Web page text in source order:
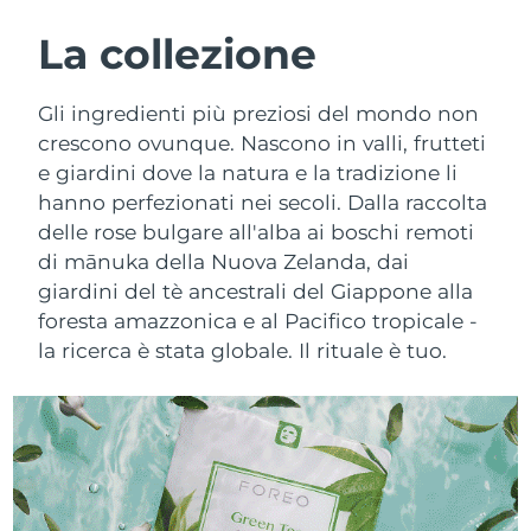
La collezione
Gli ingredienti più preziosi del mondo non
crescono ovunque. Nascono in valli, frutteti
e giardini dove la natura e la tradizione li
hanno perfezionati nei secoli. Dalla raccolta
delle rose bulgare all'alba ai boschi remoti
di mānuka della Nuova Zelanda, dai
giardini del tè ancestrali del Giappone alla
foresta amazzonica e al Pacifico tropicale -
la ricerca è stata globale. Il rituale è tuo.
Detersione viso
LUNA™ 4 pacchetto
Anti-aging massage
LUNA™ 4 Plus
Massage, LED heating
LUNA™ 4 Men
For men, anti-aging massage
Lifting viso
BEAR™ 2 pacchetto
Microcurrent toning
BEAR™ 2 go
Microcurrent toning on-the-go
BEAR™ 2 eyes & lips
Microcurrent line smoothing device
Idratazione
UFO™ 3 pacchetto
Deep facial hydration
UFO™ 3 LED
Near-infrared and red light therapy
device
Igiene orale
issa™ 4
Hybrid silicone sonic toothbrush
issa™ 4 plus
Smart hybrid silicone sonic toothbrush
TRATTAMENTI ANTI-AGE FAQ™
Anti-age Trattamenti LED
NEW
Austria
Belgio Consegna stimata 8/9/26
Bermuda Consegna stimata8/15/26
Bosnia ed
Erzegovina
Consegna stimata
Brunei Consegna stimata
Bulgaria Consegna stimata8/9/26
Canada Consegna stimata8/13/26
Cile Consegna stimata8/13/26